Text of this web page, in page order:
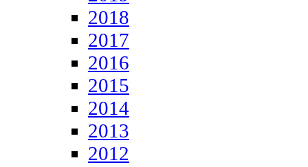
2018
2017
2016
2015
2014
2013
2012